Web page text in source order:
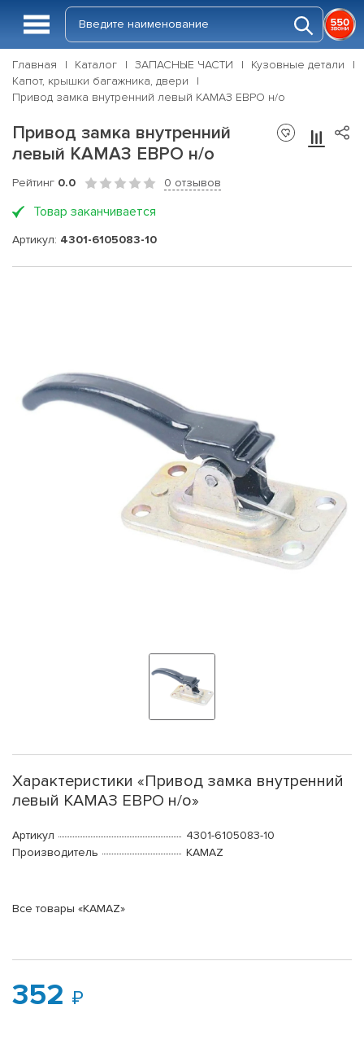
Главная Каталог ЗАПАСНЫЕ ЧАСТИ
Кузовные детали
Капот, крышки багажника, двери
Привод замка внутренний левый КАМАЗ ЕВРО н/о
Привод замка внутренний
левый КАМАЗ ЕВРО н/о
Рейтинг 0.0 0 отзывов
Товар заканчивается
Артикул: 4301-6105083-10
Характеристики «Привод замка внутренний
левый КАМАЗ ЕВРО н/о»
Артикул
4301-6105083-10
Производитель
KAMAZ
Все товары «KAMAZ»
352